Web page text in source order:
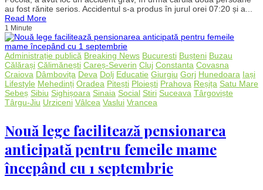
pe
DN
Oradea:
persoane
rănite
grav,
traficul
blocat
pe
au fost rănite serios. Accidentul s-a produs în jurul orei 07:20 și a...
Read More
1 Minute
Administrație publică Breaking News Bucuresti Bușteni Buzau
Călărași Călimănești Careș-Severin Cluj Constanta Covasna
Craiova Dâmbovița Deva Dolj Educatie Giurgiu Gorj Hunedoara Iași
Lifestyle Mehedinți Oradea Pitești Ploiești Prahova Reșița Satu Mare
Sebeș Sibiu Sighișoara Sinaia Social Stiri Suceava Târgoviște
Târgu-Jiu Urziceni Vâlcea Vaslui Vrancea
Nouă lege facilitează pensionarea
anticipată pentru femeile mame
începând cu 1 septembrie